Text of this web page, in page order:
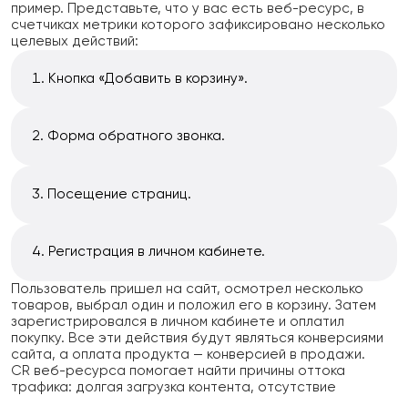
пример. Представьте, что у вас есть веб-ресурс, в
счетчиках метрики которого зафиксировано несколько
целевых действий:
Кнопка «Добавить в корзину».
Форма обратного звонка.
Посещение страниц.
Регистрация в личном кабинете.
Пользователь пришел на сайт, осмотрел несколько
товаров, выбрал один и положил его в корзину. Затем
зарегистрировался в личном кабинете и оплатил
покупку. Все эти действия будут являться конверсиями
сайта, а оплата продукта — конверсией в продажи.
CR веб-ресурса помогает найти причины оттока
трафика: долгая загрузка контента, отсутствие